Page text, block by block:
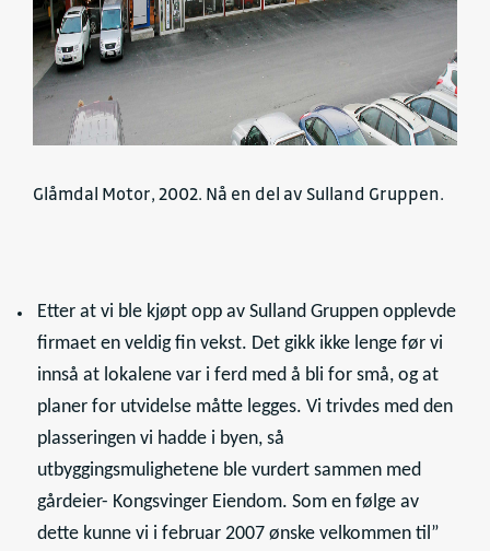
Glåmdal Motor, 2002. Nå en del av Sulland Gruppen.
Etter at vi ble kjøpt opp av Sulland Gruppen opplevde
firmaet en veldig fin vekst. Det gikk ikke lenge før vi
innså at lokalene var i ferd med å bli for små, og at
planer for utvidelse måtte legges. Vi trivdes med den
plasseringen vi hadde i byen, så
utbyggingsmulighetene ble vurdert sammen med
gårdeier- Kongsvinger Eiendom. Som en følge av
dette kunne vi i februar 2007 ønske velkommen til”